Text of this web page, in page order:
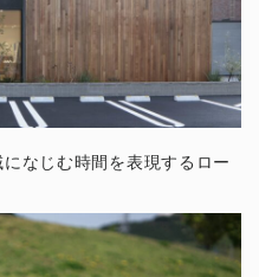
なじむ時間を表現するロー